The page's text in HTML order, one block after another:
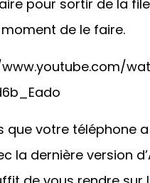
de vous rendre sur
de vous désinscrire.
dans le groupe
accès anticipé aux
fonctionnalités